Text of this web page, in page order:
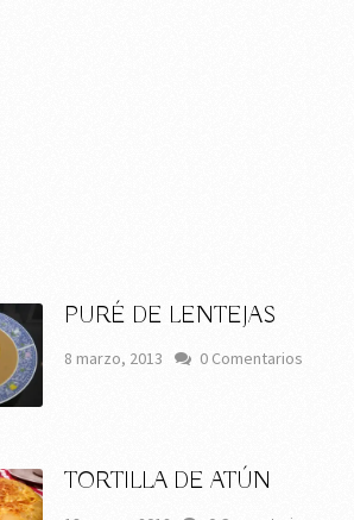
PURÉ DE LENTEJAS
8 marzo, 2013 0 Comentarios
TORTILLA DE ATÚN